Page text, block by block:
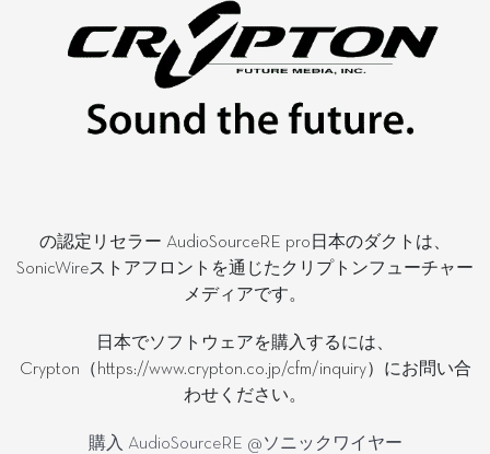
の認定リセラー AudioSourceRE pro日本のダクトは、
SonicWireストアフロントを通じたクリプトンフューチャー
メディアです。
日本でソフトウェアを購入するには、
Crypton（https://www.crypton.co.jp/cfm/inquiry）にお問い合
わせください。
購入 AudioSourceRE @ソニックワイヤー